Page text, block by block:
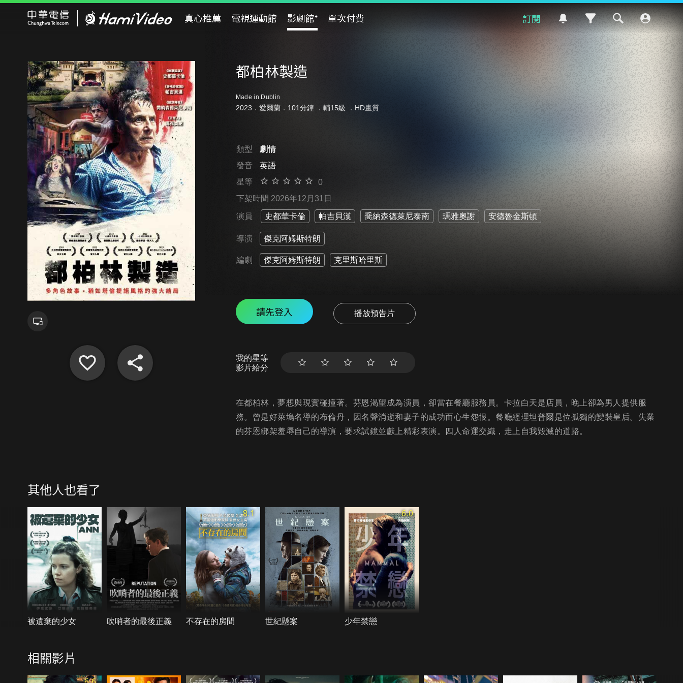
真心推薦 電視運動館 影劇館⁺ 單次付費 訂閱
都柏林製造
Made in Dublin
2023．愛爾蘭．101分鐘 ． 輔15級 ．HD畫質
類型
劇情
發音
英語
星等
0
下架時間 2026年12月31日
演員 史都華卡倫 帕吉貝漢 喬納森德萊尼泰南 瑪雅奧謝 安德魯金斯頓
導演 傑克阿姆斯特朗
編劇 傑克阿姆斯特朗 克里斯哈里斯
請先登入 播放預告片
我的星等
影片給分
在都柏林，夢想與現實碰撞著。芬恩渴望成為演員，卻當在餐廳服務員。卡拉白天是店員，晚上卻為男人提供服
務。曾是好萊塢名導的布倫丹，因名聲消逝和妻子的成功而心生怨恨。餐廳經理坦普爾是位孤獨的變裝皇后。失業
的芬恩綁架羞辱自己的導演，要求試鏡並獻上精彩表演。四人命運交織，走上自我毀滅的道路。
其他人也看了
被遺棄的少女 吹哨者的最後正義
8.1
不存在的房間 世紀懸案
6.0
少年禁戀
相關影片